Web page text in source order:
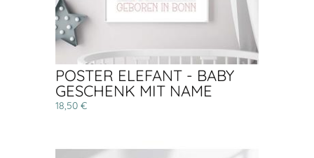
POSTER ELEFANT - BABY
GESCHENK MIT NAME
18,50 €